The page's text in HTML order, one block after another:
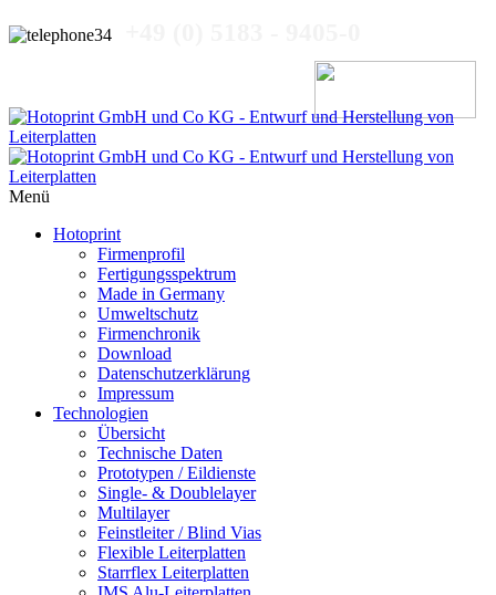
Menü
Hotoprint
Firmenprofil
Fertigungsspektrum
Made in Germany
Umweltschutz
Firmenchronik
Download
Datenschutzerklärung
Impressum
Technologien
Übersicht
Technische Daten
Prototypen / Eildienste
Single- & Doublelayer
Multilayer
Feinstleiter / Blind Vias
Flexible Leiterplatten
Starrflex Leiterplatten